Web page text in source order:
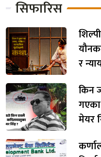
सिफारिस
र
किन
मेयर